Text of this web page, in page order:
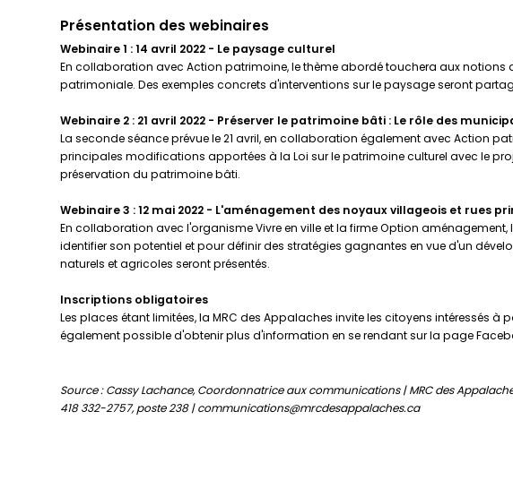
Présentation des webinaires
Webinaire 1 : 14 avril 2022 - Le paysage culturel
En collaboration avec Action patrimoine, le thème abordé touchera aux notions
patrimoniale. Des exemples concrets d'interventions sur le paysage seront
Webinaire 2 : 21 avril 2022 - Préserver le patrimoine bâti : Le rôle des
La seconde séance prévue le 21 avril, en collaboration également avec Action
principales modifications apportées à la Loi sur le patrimoine culturel avec le
préservation du patrimoine bâti.
Webinaire 3 : 12 mai 2022 - L'aménagement des noyaux villageois et rues
En collaboration avec l'organisme Vivre en ville et la firme Option
identifier son potentiel et pour définir des stratégies gagnantes en vue d'un
naturels et agricoles seront présentés.
Inscriptions obligatoires
Les places étant limitées, la MRC des Appalaches invite les citoyens intéressés
également possible d'obtenir plus d'information en se rendant sur la page
Source : Cassy Lachance, Coordonnatrice aux communications | MRC des
418 332-2757, poste 238 | communications@mrcdesappalaches.ca